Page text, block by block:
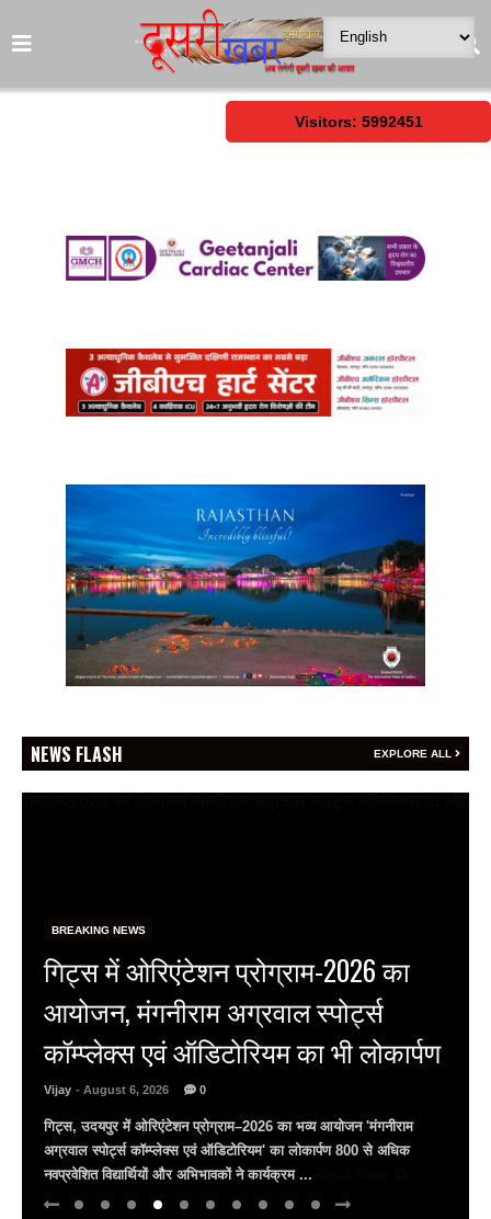
Visitors: 5992451
NEWS FLASH EXPLORE ALL
BREAKING NEWS
कैसा रहेगा आपका आज, क्या कहता है
भाग्यांक? 6 अगस्त, गुरुवार, 2026
Vijay - August 6, 2026 0
वैदिक पंचांग वैदिक पंचांग और भाग्यांक (Lucky Number) के जरिए जानिए
ज्योतिष (Astrologer) पूनम गौड से कैसा रहेगा आपका आज का दिन?
(dusrikhabar.com) वैदिक पंचांग ~ ... Read More
BREAKING NEWS
जयपुर से दुनिया को भारत
का संदेश: ब्रिक्स सम्मेलन में
छोटे उद्योगों, स्टार्टअप और
रोजगार बढ़ाने पर सहमति